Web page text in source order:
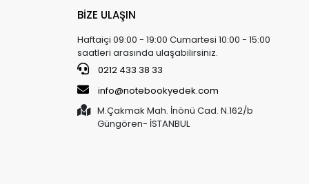
BİZE ULAŞIN
Haftaiçi 09:00 - 19:00 Cumartesi 10:00 - 15:00
saatleri arasında ulaşabilirsiniz.
0212 433 38 33
info@notebookyedek.com
M.Çakmak Mah. İnönü Cad. N.162/b
Güngören- İSTANBUL